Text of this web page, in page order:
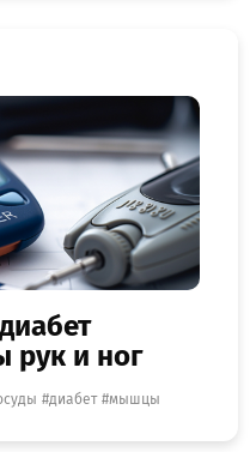
рук и ног
диабет мышцы